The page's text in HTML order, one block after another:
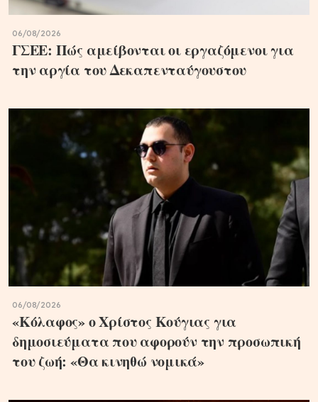
06/08/2026
ΓΣΕΕ: Πώς αμείβονται οι εργαζόμενοι για
την αργία του Δεκαπενταύγουστου
06/08/2026
«Κόλαφος» ο Χρίστος Κούγιας για
δημοσιεύματα που αφορούν την προσωπική
του ζωή: «Θα κινηθώ νομικά»